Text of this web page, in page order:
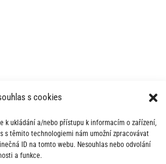
s cookies
k ukládání a/nebo přístupu k informacím o zařízení,
s těmito technologiemi nám umožní zpracovávat
ID na tomto webu. Nesouhlas nebo odvolání
a funkce.